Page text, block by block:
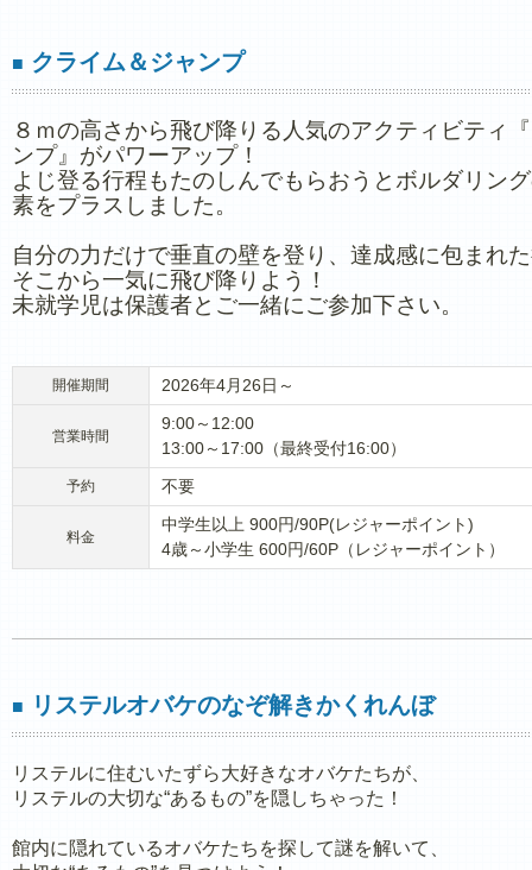
■ クライム＆ジャンプ
８ｍの高さから飛び降りる人気のアクティビティ
ンプ』がパワーアップ！
よじ登る行程もたのしんでもらおうとボルダリン
素をプラスしました。
自分の力だけで垂直の壁を登り、達成感に包まれ
そこから一気に飛び降りよう！
未就学児は保護者とご一緒にご参加下さい。
開催期間 2026年4月26日～
営業時間
9:00～12:00
13:00～17:00（最終受付16:00）
予約 不要
料金
中学生以上 900円/90P(レジャーポイント)
4歳～小学生 600円/60P（レジャーポイント）
■ リステルオバケのなぞ解きかくれんぼ
リステルに住むいたずら大好きなオバケたちが、
リステルの大切な“あるもの”を隠しちゃった！
館内に隠れているオバケたちを探して謎を解いて、